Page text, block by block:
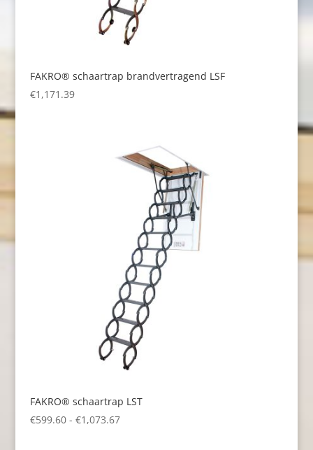
FAKRO® schaartrap brandvertragend LSF
€1,171.39
FAKRO® schaartrap LST
€599.60 - €1,073.67Prijsklasse: